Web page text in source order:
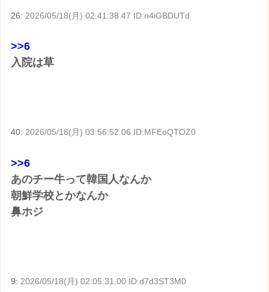
26: 2026/05/18(月) 02:41:38.47 ID:n4iGBDUTd
>>6
入院は草
40:2026/05/18(月) 03:56:52.06 ID:MFEoQTOZ0
>>6
あのチー牛って韓国人なんか
朝鮮学校とかなんか
鼻ホジ
9: 2026/05/18(月) 02:05:31.00 ID:d7d3ST3M0